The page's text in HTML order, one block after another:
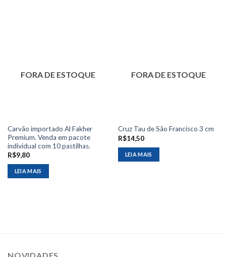
FORA DE ESTOQUE
Carvão importado Al Fakher
Premium. Venda em pacote
individual com 10 pastilhas.
R$9,80
LEIA MAIS
FORA DE ESTOQUE
Cruz Tau de São Francisco 3 cm
R$14,50
LEIA MAIS
NOVIDADES